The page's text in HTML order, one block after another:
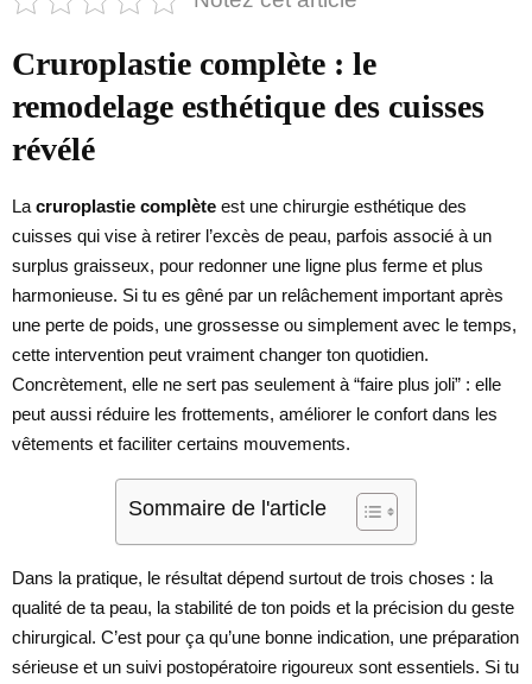
Cruroplastie complète : le
remodelage esthétique des cuisses
révélé
La cruroplastie complète est une chirurgie esthétique des
cuisses qui vise à retirer l’excès de peau, parfois associé à un
surplus graisseux, pour redonner une ligne plus ferme et plus
harmonieuse. Si tu es gêné par un relâchement important après
une perte de poids, une grossesse ou simplement avec le temps,
cette intervention peut vraiment changer ton quotidien.
Concrètement, elle ne sert pas seulement à “faire plus joli” : elle
peut aussi réduire les frottements, améliorer le confort dans les
vêtements et faciliter certains mouvements.
Sommaire de l'article
Dans la pratique, le résultat dépend surtout de trois choses : la
qualité de ta peau, la stabilité de ton poids et la précision du geste
chirurgical. C’est pour ça qu’une bonne indication, une préparation
sérieuse et un suivi postopératoire rigoureux sont essentiels. Si tu